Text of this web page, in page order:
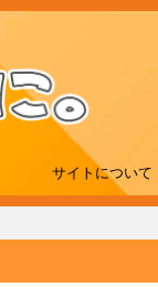
サイトについて